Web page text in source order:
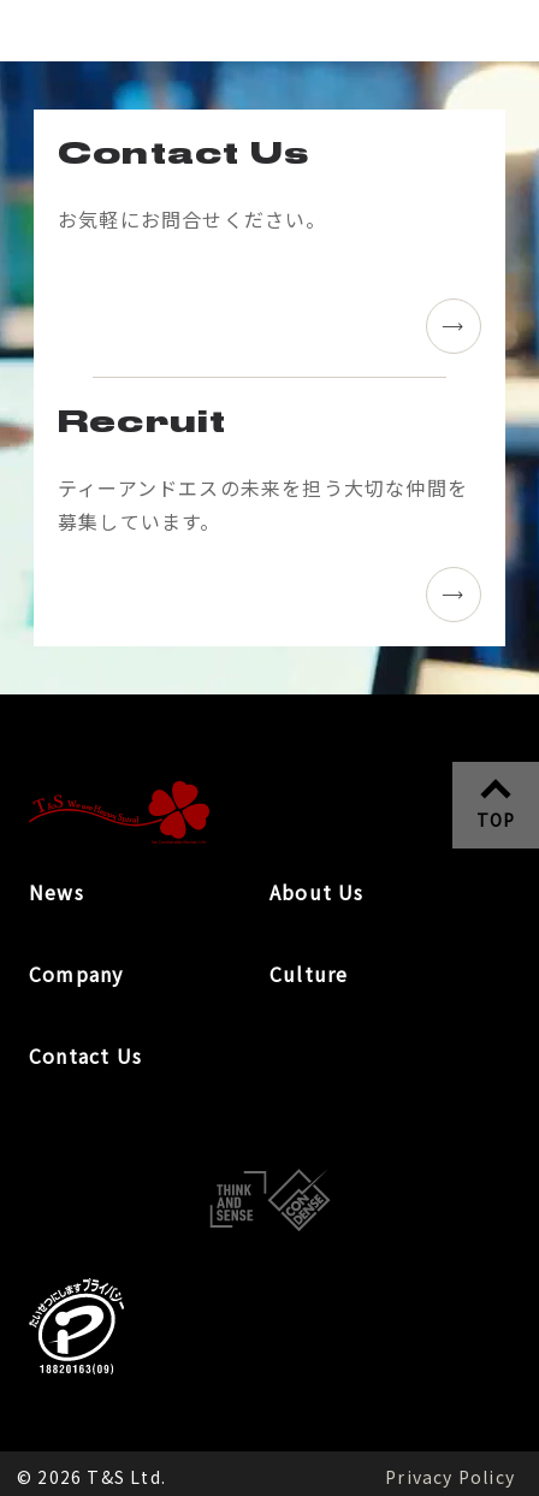
Contact Us
お気軽にお問合せください。
Recruit
ティーアンドエスの未来を担う大切な仲間を
募集しています。
News About Us
Company Culture
Contact Us
TOP
Privacy Policy
© 2026 T&S Ltd.